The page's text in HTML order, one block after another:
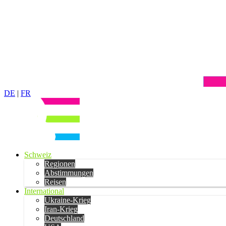
DE | FR
Schweiz
Regionen
Abstimmungen
Reisen
International
Ukraine-Krieg
Iran-Krieg
Deutschland